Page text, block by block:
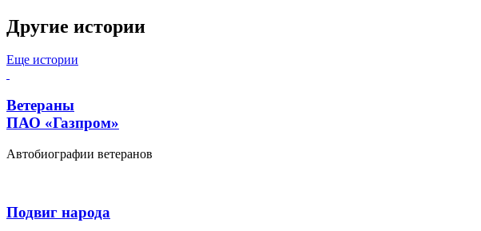
Другие истории
Еще истории
Ветераны
ПАО «Газпром»
Автобиографии ветеранов
Подвиг народа